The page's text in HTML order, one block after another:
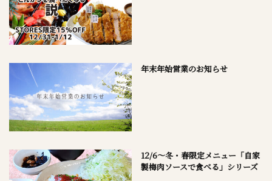
年末年始営業のお知らせ
12/6～冬・春限定メニュー「自家
製梅肉ソースで食べる」シリーズ